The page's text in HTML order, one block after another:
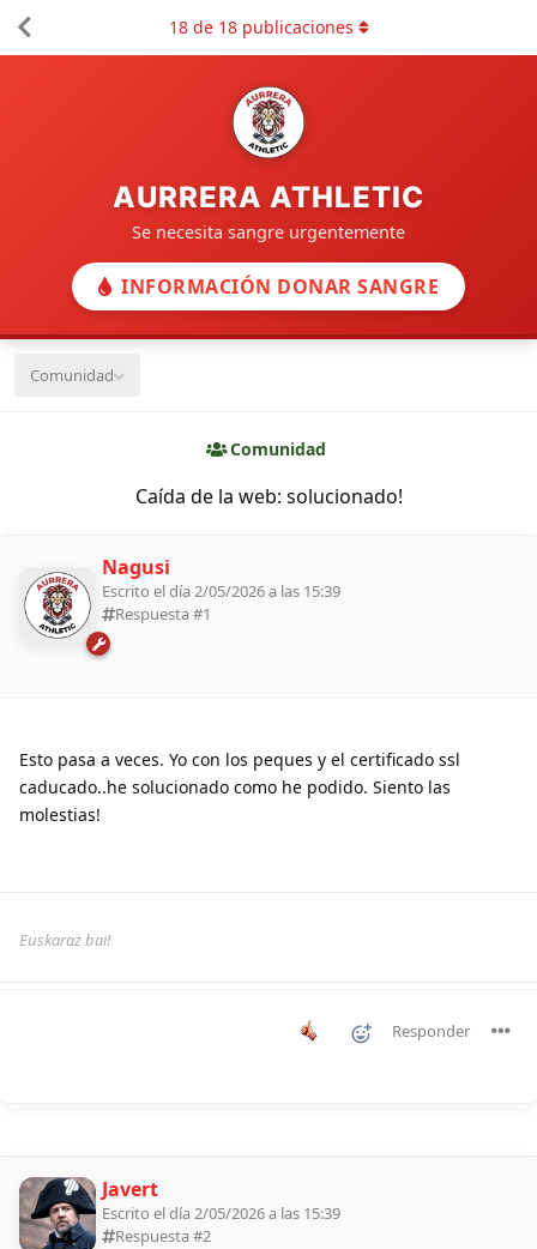
AURRERA ATHLETIC
Se necesita sangre urgentemente
INFORMACIÓN DONAR SANGRE
Comunidad
Comunidad
Caída de la web: solucionado!
18de 18publicaciones
Nagusi
Escrito el día 2/05/2026 a las 15:39
Respuesta #1
Esto pasa a veces. Yo con los peques y el certificado ssl
caducado..he solucionado como he podido. Siento las
molestias!
Euskaraz bai!
Responder
Javert
Escrito el día 2/05/2026 a las 15:39
Respuesta #2